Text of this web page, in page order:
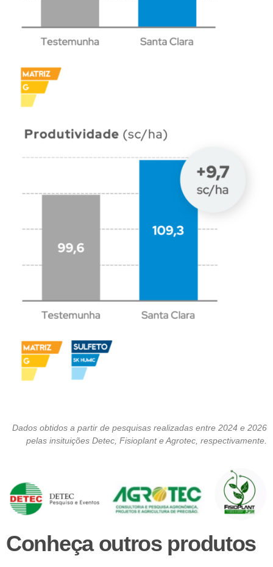
Dados obtidos a partir de pesquisas realizadas entre 2024 e 2026
pelas insituições Detec, Fisioplant e Agrotec, respectivamente.
Conheça outros produtos